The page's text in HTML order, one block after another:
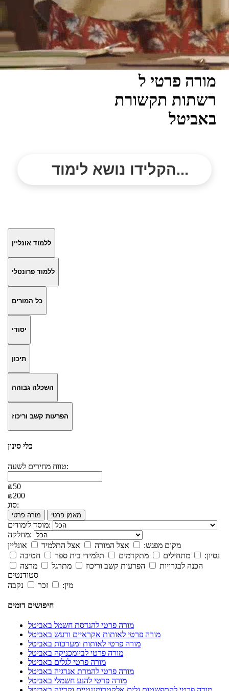
מורה פרטי ל
רשתות תקשורת
באביטל
הקלידו נושא לימוד...
ללמוד אונליין
ללמוד פרונטלי
כל המורים
יסודי
תיכון
השכלה גבוהה
הפרעות קשב וריכוז
כלי סינון
טווח מחירים לשעה:
₪50
₪200
סוג:
מורה פרטי מאמן פרטי
מוסד לימודים:
מחלקה:
מקום מפגש:
אצל המורה אצל התלמיד
אונליין
נסיון:
מתחילים מתקדמים תלמידי בית ספר
חטיבה
הכנה לבגרויות
הפרעות קשב וריכוז מתרגל
מרצה
סטודנטים
מין:
זכר נקבה
חיפושים דומים
מורה פרטי להנדסת חשמל באביטל
מורה פרטי לאותות אקראיים ורעש באביטל
מורה פרטי לאותות ומערכות באביטל
מורה פרטי לביומכניקה באביטל
מורה פרטי לגלים באביטל
מורה פרטי להמרת אנרגיה באביטל
מורה פרטי להנע חשמלי באביטל